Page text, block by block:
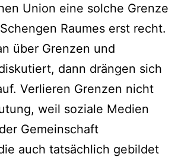
Union eine solche Grenze
Raumes erst recht.
über Grenzen und
dann drängen sich
Verlieren Grenzen nicht
weil soziale Medien
Gemeinschaft
auch tatsächlich gebildet